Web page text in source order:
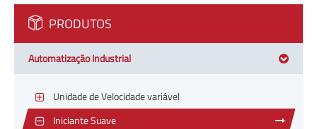
PRODUTOS
Automatização Industrial
Unidade de Velocidade variável
Iniciante Suave